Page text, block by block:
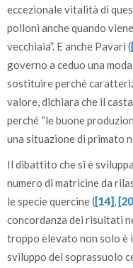
eccezionale vitalità di
polloni anche quando
vecchiaia”. E anche Pavari (
governo a ceduo una
sostituire perché
valore, dichiara che il
perché “le buone
una situazione di primato
Il dibattito che si è
numero di matricine da
le specie quercine ([14],
concordanza dei risultati
troppo elevato non solo è
sviluppo del soprassuolo